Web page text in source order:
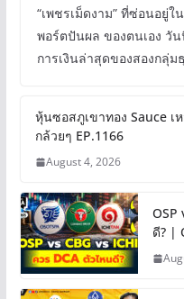
“เพชรเม็ดงาม” ที่ซ่อนอยู่
พอร์ตปันผล ของตนเอง วัน
การเงินล่าสุดของสองกลุ่
หุ้นซอสภูเขาทอง Sauce
กล้วยๆ EP.1166
August 4, 2026
OSP
ดี? |